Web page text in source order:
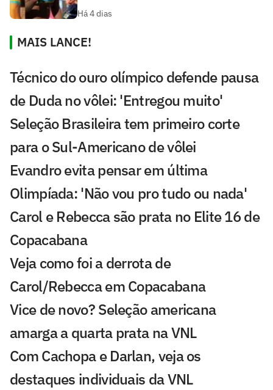
Há 4 dias
MAIS LANCE!
Técnico do ouro olímpico defende pausa
de Duda no vôlei: 'Entregou muito'
Seleção Brasileira tem primeiro corte
para o Sul-Americano de vôlei
Evandro evita pensar em última
Olimpíada: 'Não vou pro tudo ou nada'
Carol e Rebecca são prata no Elite 16 de
Copacabana
Veja como foi a derrota de
Carol/Rebecca em Copacabana
Vice de novo? Seleção americana
amarga a quarta prata na VNL
Com Cachopa e Darlan, veja os
destaques individuais da VNL